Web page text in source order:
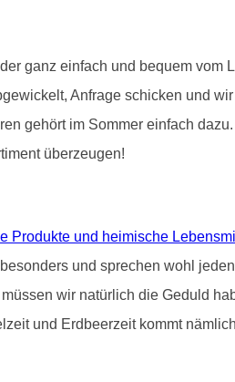
ganz einfach und bequem vom
Anfrage schicken und
gehört im Sommer einfach
überzeugen!
Produkte und heimische
und sprechen wohl
wir natürlich die Geduld
und Erdbeerzeit kommt